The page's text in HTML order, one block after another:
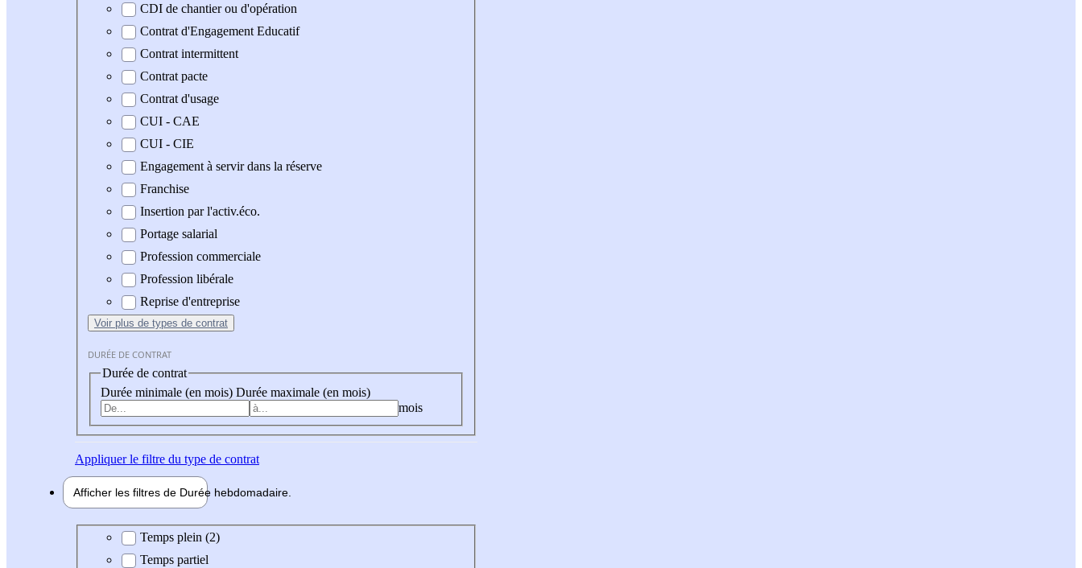
CDI de chantier ou d'opération
Contrat d'Engagement Educatif
Contrat intermittent
Contrat pacte
Contrat d'usage
CUI - CAE
CUI - CIE
Engagement à servir dans la réserve
Franchise
Insertion par l'activ.éco.
Portage salarial
Profession commerciale
Profession libérale
Reprise d'entreprise
Voir plus de types de contrat
DURÉE DE CONTRAT
Durée de contrat
Durée minimale (en mois) Durée maximale (en mois)
mois
Appliquerle filtre du type de contrat
Afficher les filtres de Durée hebdomadaire
Durée hebdomadaire
Temps plein (2)
Temps partiel